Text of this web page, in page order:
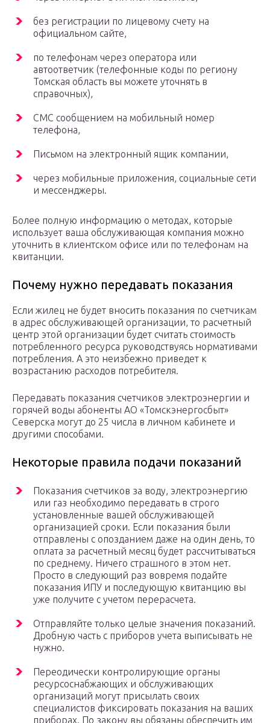
без регистрации по лицевому счету на
официальном сайте,
по телефонам через оператора или
автоответчик (телефонные коды по региону
Томская область вы можете уточнять в
справочных),
СМС сообщением на мобильный номер
телефона,
Письмом на электронный ящик компании,
через мобильные приложения, социальные сети
и мессенджеры.
Более полную информацию о методах, которые
использует ваша обслуживающая компания можно
уточнить в клиентском офисе или по телефонам на
квитанции.
Почему нужно передавать показания
Если жилец не будет вносить показания по счетчикам
в адрес обслуживающей организации, то расчетный
центр этой организации будет считать стоимость
потребленного ресурса руководствуясь нормативами
потребления. А это неизбежно приведет к
возрастанию расходов потребителя.
Передавать показания счетчиков электроэнергии и
горячей воды абоненты АО «Томскэнергосбыт»
Северска могут до 25 числа в личном кабинете и
другими способами.
Некоторые правила подачи показаний
Показания счетчиков за воду, электроэнергию
или газ необходимо передавать в строго
установленные вашей обслуживающей
организацией сроки. Если показания были
отправлены с опозданием даже на один день, то
оплата за расчетный месяц будет рассчитываться
по среднему. Ничего страшного в этом нет.
Просто в следующий раз вовремя подайте
показания ИПУ и последующую квитанцию вы
уже получите с учетом перерасчета.
Отправляйте только целые значения показаний.
Дробную часть с приборов учета выписывать не
нужно.
Переодически контролирующие органы
ресурсоснабжающих и обслуживающих
организаций могут присылать своих
специалистов фиксировать показания на ваших
приборах. По закону вы обязаны обеспечить им